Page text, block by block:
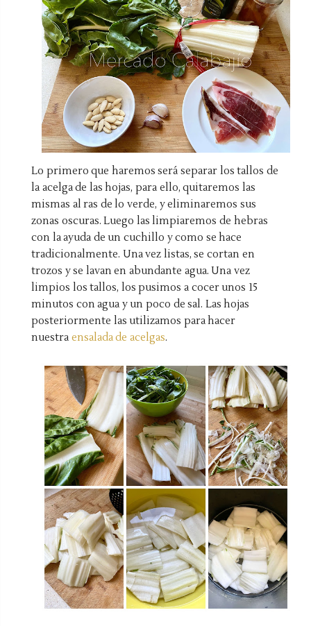
Lo primero que haremos será separar los tallos de
la acelga de las hojas, para ello, quitaremos las
mismas al ras de lo verde, y eliminaremos sus
zonas oscuras. Luego las limpiaremos de hebras
con la ayuda de un cuchillo y como se hace
tradicionalmente. Una vez listas, se cortan en
trozos y se lavan en abundante agua. Una vez
limpios los tallos, los pusimos a cocer unos 15
minutos con agua y un poco de sal. Las hojas
posteriormente las utilizamos para hacer
nuestra ensalada de acelgas.